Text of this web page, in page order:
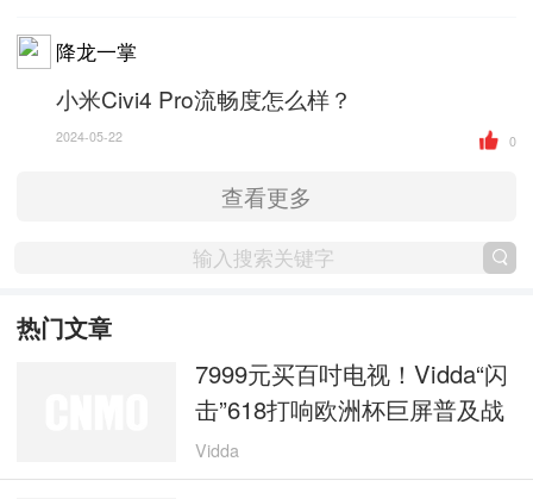
降龙一掌
小米Civi4 Pro流畅度怎么样？
2024-05-22 0
查看更多
热门文章
7999元买百吋电视！Vidda“闪
击”618打响欧洲杯巨屏普及战
Vidda